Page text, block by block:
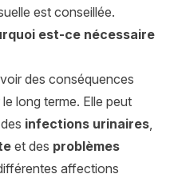
est conseillée.
est-ce nécessaire
des conséquences
long terme. Elle peut
infections urinaires,
et des problèmes
affections